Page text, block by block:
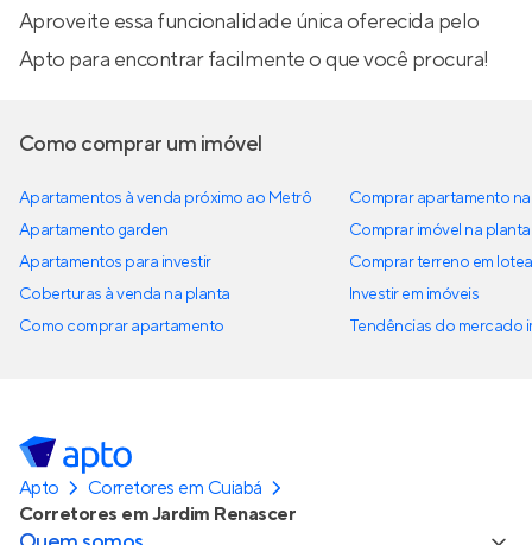
Aproveite essa funcionalidade única oferecida pelo
Apto para encontrar facilmente o que você procura!
Como comprar um imóvel
Apartamentos à venda próximo ao Metrô
Apartamento garden
Apartamentos para investir
Coberturas à venda na planta
Como comprar apartamento
Comprar apartamento
Comprar imóvel na planta
Comprar terreno em
Investir em imóveis
Tendências do mercado
Apto
Corretores em Cuiabá
Corretores em Jardim Renascer